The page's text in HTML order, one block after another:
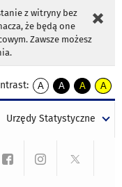
z witryny bez
że będą one
Zawsze możesz
A
kontrast
A
kontrast
tekst
czarnym
A
kontrast
tekst
czarnym
A
tekst
żółtym
Urzędy Statystyczne